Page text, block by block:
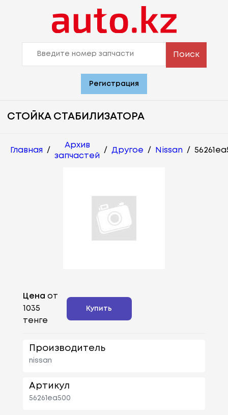
Поиск
Регистрация
СТОЙКА СТАБИЛИЗАТОРА
Главная /
Архив
запчастей
/ Другое / Nissan /
Цена от
1035
тенге
Купить
Производитель
nissan
Артикул
56261ea500